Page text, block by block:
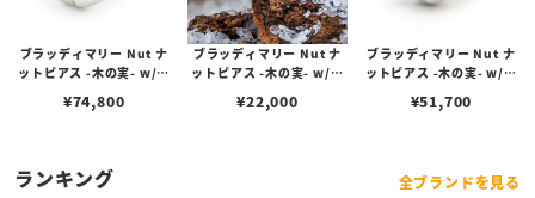
ブラッディマリー Nut ナ
ットピアス -木の実- w/ク
¥74,800
ブラッディマリー Nut ナ
ットピアス -木の実- w/ム
¥22,000
ブラッディマリー Nut ナ
ットピアス -木の実- w/イ
¥51,700
ランキング 全ブランドを見る